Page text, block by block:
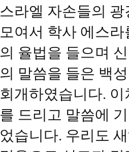
스라엘 자손들의
모여서 학사 에스
의 율법을 들으며
의 말씀을 들은 백
회개하였습니다.
를 드리고 말씀에
었습니다. 우리도